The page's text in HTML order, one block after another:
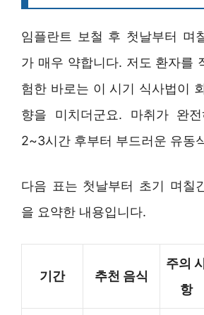
임플란트 보철 후 첫날부터 며
가 매우 약합니다. 저도 환자를
험한 바로는 이 시기 식사법이
향을 미치더군요. 마취가 완
2~3시간 후부터 부드러운 유동
다음 표는 첫날부터 초기 며칠
을 요약한 내용입니다.
기간 추천 음식
주의
항